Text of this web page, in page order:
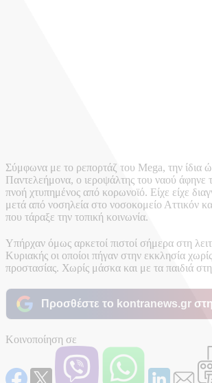
Σύμφωνα με το ρεπορτάζ του Mega, την ίδια
Παντελεήμονα, ο ιεροψάλτης του ναού άφηνε
πνοή χτυπημένος από κορωνοϊό. Είχε είχε
μετά από νοσηλεία στο νοσοκομείο Αττικόν
που τάραξε την τοπική κοινωνία.
Υπήρχαν όμως αρκετοί πιστοί σήμερα στη
Κυριακής οι οποίοι πήγαν στην εκκλησία
προστασίας. Χωρίς μάσκα και με τα παιδιά
Προσθέστε το kontranews.gr
Κοινοποίηση σε